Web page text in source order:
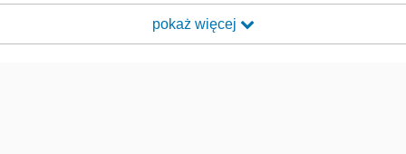
pokaż więcej